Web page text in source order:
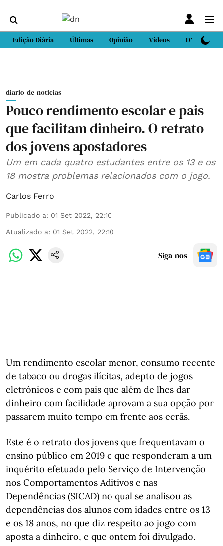
Edição Diária Últimas Opinião Vídeos DN Sport
diario-de-noticias
Pouco rendimento escolar e pais
que facilitam dinheiro. O retrato
dos jovens apostadores
Um em cada quatro estudantes entre os 13 e os
18 mostra problemas relacionados com o jogo.
Carlos Ferro
Publicado a: 01 Set 2022, 22:10
Atualizado a: 01 Set 2022, 22:10
Siga-nos
Um rendimento escolar menor, consumo recente
de tabaco ou drogas ilícitas, adepto de jogos
eletrónicos e com pais que além de lhes dar
dinheiro com facilidade aprovam a sua opção por
passarem muito tempo em frente aos ecrãs.
Este é o retrato dos jovens que frequentavam o
ensino público em 2019 e que responderam a um
inquérito efetuado pelo Serviço de Intervenção
nos Comportamentos Aditivos e nas
Dependências (SICAD) no qual se analisou as
dependências dos alunos com idades entre os 13
e os 18 anos, no que diz respeito ao jogo com
aposta a dinheiro, e que ontem foi divulgado.